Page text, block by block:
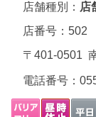
店舗種別： 店
店番号：502
〒401-0501
電話番号：